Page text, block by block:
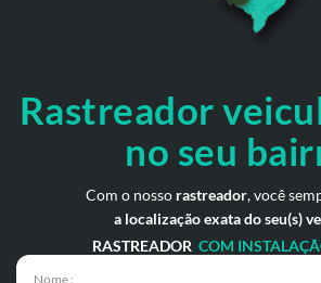
Rastreador
no seu
Com o nosso rastreador, você
a localização exata do seu(s)
RASTREADOR COM